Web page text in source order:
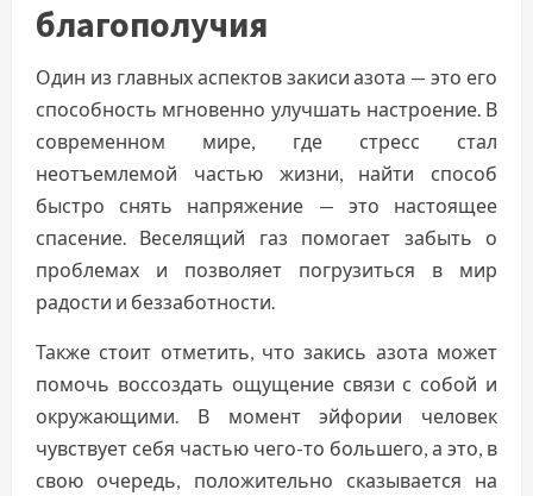
благополучия
Один из главных аспектов закиси азота — это его
способность мгновенно улучшать настроение. В
современном мире, где стресс стал
неотъемлемой частью жизни, найти способ
быстро снять напряжение — это настоящее
спасение. Веселящий газ помогает забыть о
проблемах и позволяет погрузиться в мир
радости и беззаботности.
Также стоит отметить, что закись азота может
помочь воссоздать ощущение связи с собой и
окружающими. В момент эйфории человек
чувствует себя частью чего-то большего, а это, в
свою очередь, положительно сказывается на